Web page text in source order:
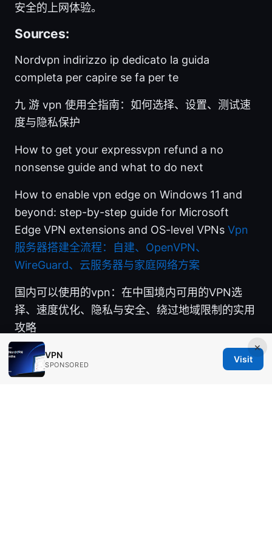
安全的上网体验。
Sources:
Nordvpn indirizzo ip dedicato la guida
completa per capire se fa per te
九 游 vpn 使用全指南：如何选择、设置、测试速
度与隐私保护
How to get your expressvpn refund a no
nonsense guide and what to do next
How to enable vpn edge on Windows 11 and
beyond: step-by-step guide for Microsoft
Edge VPN extensions and OS-level VPNs Vpn
服务器搭建全流程：自建、OpenVPN、
WireGuard、云服务器与家庭网络方案
国内可以使用的vpn：在中国境内可用的VPN选
择、速度优化、隐私与安全、绕过地域限制的实用
攻略
×
VPN
SPONSORED
Visit